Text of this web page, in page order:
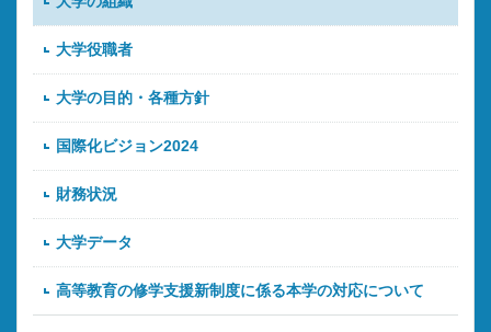
大学役職者
大学の目的・各種方針
国際化ビジョン2024
財務状況
大学データ
高等教育の修学支援新制度に係る本学の対応について